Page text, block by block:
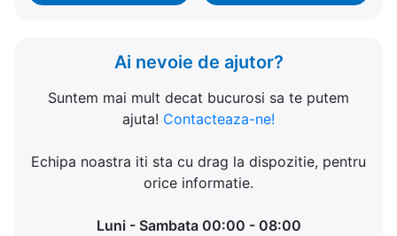
Ai nevoie de ajutor?
Suntem mai mult decat bucurosi sa te putem
ajuta! Contacteaza-ne!
Echipa noastra iti sta cu drag la dispozitie, pentru
orice informatie.
Luni - Sambata 00:00 - 08:00